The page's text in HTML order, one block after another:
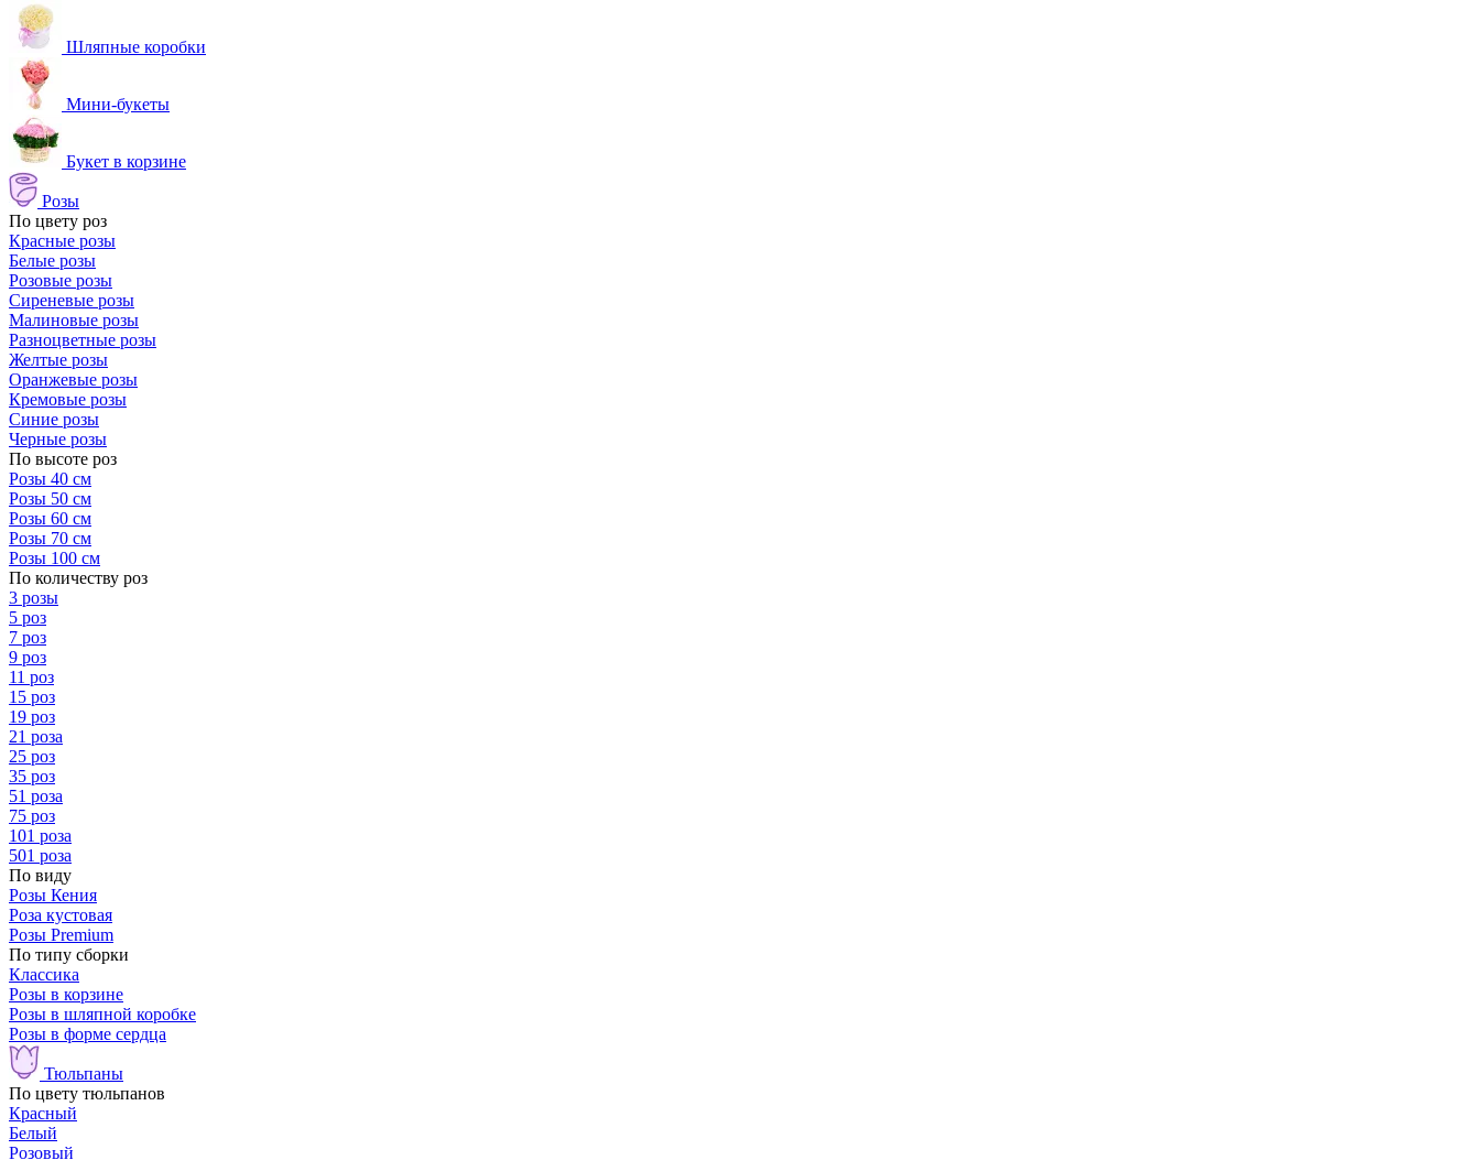
Шляпные коробки
Мини-букеты
Букет в корзине
Розы
По цвету роз
Красные розы
Белые розы
Розовые розы
Сиреневые розы
Малиновые розы
Разноцветные розы
Желтые розы
Оранжевые розы
Кремовые розы
Синие розы
Черные розы
По высоте роз
Розы 40 см
Розы 50 см
Розы 60 см
Розы 70 см
Розы 100 см
По количеству роз
3 розы
5 роз
7 роз
9 роз
11 роз
15 роз
19 роз
21 роза
25 роз
35 роз
51 роза
75 роз
101 роза
501 роза
По виду
Розы Кения
Роза кустовая
Розы Premium
По типу сборки
Классика
Розы в корзине
Розы в шляпной коробке
Розы в форме сердца
Тюльпаны
По цвету тюльпанов
Красный
Белый
Розовый